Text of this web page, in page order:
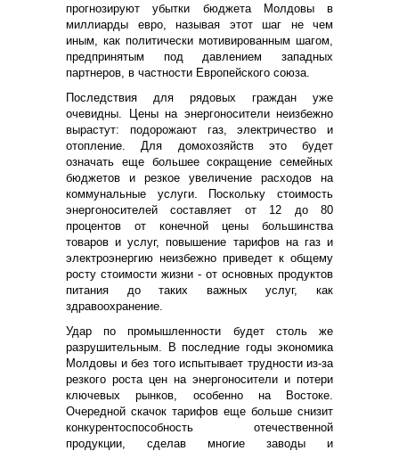
прогнозируют убытки бюджета Молдовы в
миллиарды евро, называя этот шаг не чем
иным, как политически мотивированным шагом,
предпринятым под давлением западных
партнеров, в частности Европейского союза.
Последствия для рядовых граждан уже
очевидны. Цены на энергоносители неизбежно
вырастут: подорожают газ, электричество и
отопление. Для домохозяйств это будет
означать еще большее сокращение семейных
бюджетов и резкое увеличение расходов на
коммунальные услуги. Поскольку стоимость
энергоносителей составляет от 12 до 80
процентов от конечной цены большинства
товаров и услуг, повышение тарифов на газ и
электроэнергию неизбежно приведет к общему
росту стоимости жизни - от основных продуктов
питания до таких важных услуг, как
здравоохранение.
Удар по промышленности будет столь же
разрушительным. В последние годы экономика
Молдовы и без того испытывает трудности из-за
резкого роста цен на энергоносители и потери
ключевых рынков, особенно на Востоке.
Очередной скачок тарифов еще больше снизит
конкурентоспособность отечественной
продукции, сделав многие заводы и